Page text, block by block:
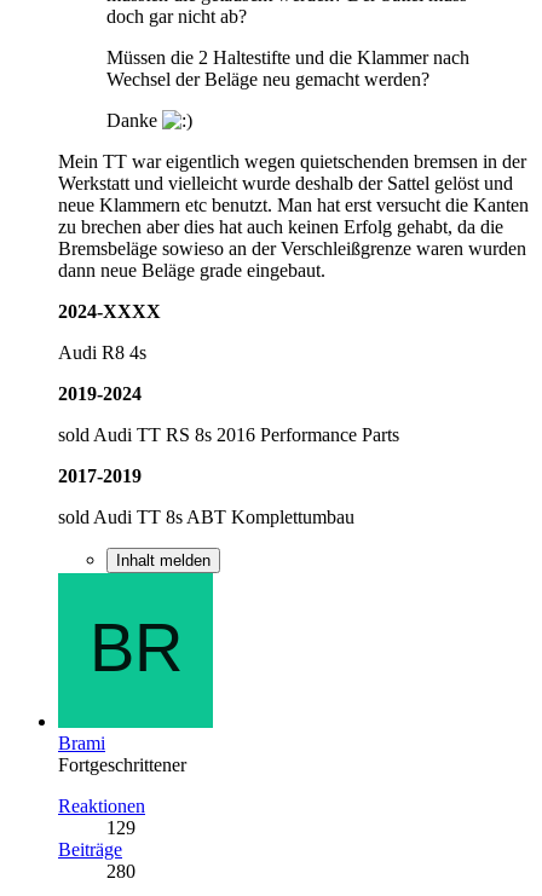
doch gar nicht ab?
Müssen die 2 Haltestifte und die Klammer nach
Wechsel der Beläge neu gemacht werden?
Danke
Mein TT war eigentlich wegen quietschenden bremsen in der
Werkstatt und vielleicht wurde deshalb der Sattel gelöst und
neue Klammern etc benutzt. Man hat erst versucht die Kanten
zu brechen aber dies hat auch keinen Erfolg gehabt, da die
Bremsbeläge sowieso an der Verschleißgrenze waren wurden
dann neue Beläge grade eingebaut.
2024-XXXX
Audi R8 4s
2019-2024
sold Audi TT RS 8s 2016 Performance Parts
2017-2019
sold Audi TT 8s ABT Komplettumbau
Inhalt melden
Brami
Fortgeschrittener
Reaktionen
129
Beiträge
280